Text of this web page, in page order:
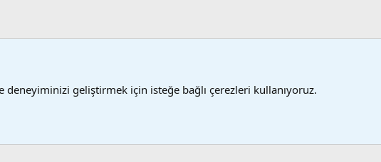
XenForo 2 Türkçe yama 🇹🇷 [XGT] Yazılım ve web hizmetleri
deneyiminizi geliştirmek için isteğe bağlı çerezleri kullanıyoruz.